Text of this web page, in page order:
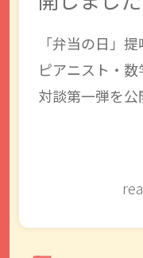
「弁当の日」
ピアニスト・
対談第一弾を公